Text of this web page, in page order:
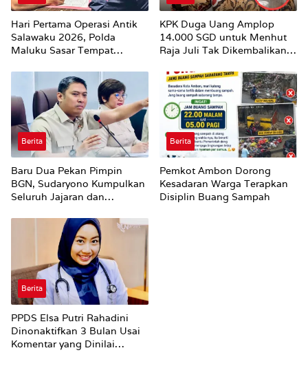
Hari Pertama Operasi Antik
Salawaku 2026, Polda
Maluku Sasar Tempat
KPK Duga Uang Amplop
14.000 SGD untuk Menhut
Raja Juli Tak Dikembalikan
Berita
Baru Dua Pekan Pimpin
BGN, Sudaryono Kumpulkan
Seluruh Jajaran dan
Pungli dan Pemerasan
Supplier harus Berhenti
Berita
Pemkot Ambon Dorong
Kesadaran Warga Terapkan
Disiplin Buang Sampah
Berita
PPDS Elsa Putri Rahadini
Dinonaktifkan 3 Bulan Usai
Komentar yang Dinilai